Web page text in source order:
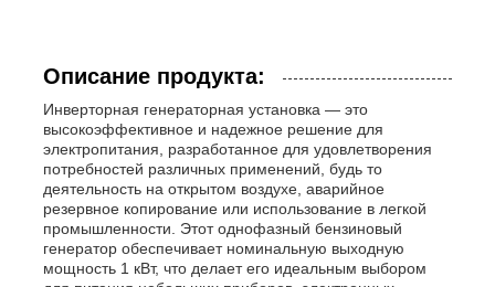
Описание продукта:
Инверторная генераторная установка — это
высокоэффективное и надежное решение для
электропитания, разработанное для удовлетворения
потребностей различных применений, будь то
деятельность на открытом воздухе, аварийное
резервное копирование или использование в легкой
промышленности. Этот однофазный бензиновый
генератор обеспечивает номинальную выходную
мощность 1 кВт, что делает его идеальным выбором